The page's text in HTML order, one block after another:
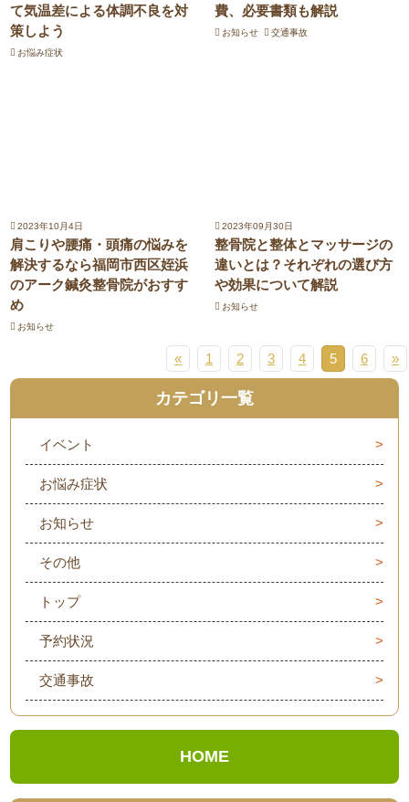
て気温差による体調不良を対
策しよう
お悩み症状
費、必要書類も解説
お知らせ 交通事故
2023年10月4日
肩こりや腰痛・頭痛の悩みを
解決するなら福岡市西区姪浜
のアーク鍼灸整骨院がおすす
め
お知らせ
2023年09月30日
整骨院と整体とマッサージの
違いとは？それぞれの選び方
や効果について解説
お知らせ
« 1 2 3 4 5 6 »
カテゴリ一覧
イベント
お悩み症状
お知らせ
その他
トップ
予約状況
交通事故
HOME